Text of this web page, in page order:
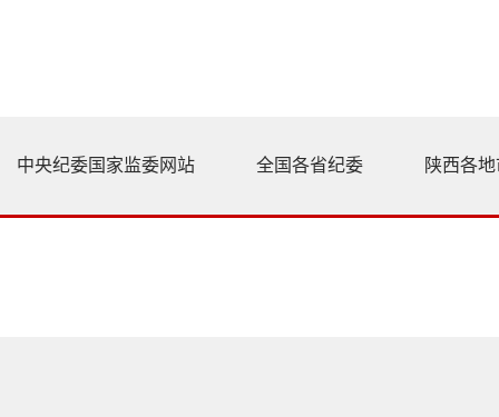
中央纪委国家监委网站 全国各省纪委 陕西各